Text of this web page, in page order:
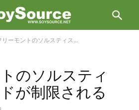
リーモントのソルスティス...
のソルスティ
が制限される